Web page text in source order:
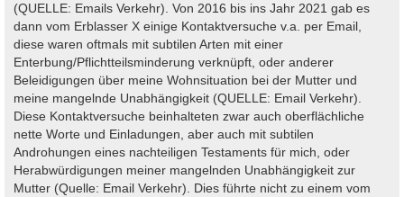
(QUELLE: Emails Verkehr). Von 2016 bis ins Jahr 2021 gab es
dann vom Erblasser X einige Kontaktversuche v.a. per Email,
diese waren oftmals mit subtilen Arten mit einer
Enterbung/Pflichtteilsminderung verknüpft, oder anderer
Beleidigungen über meine Wohnsituation bei der Mutter und
meine mangelnde Unabhängigkeit (QUELLE: Email Verkehr).
Diese Kontaktversuche beinhalteten zwar auch oberflächliche
nette Worte und Einladungen, aber auch mit subtilen
Androhungen eines nachteiligen Testaments für mich, oder
Herabwürdigungen meiner mangelnden Unabhängigkeit zur
Mutter (Quelle: Email Verkehr). Dies führte nicht zu einem vom